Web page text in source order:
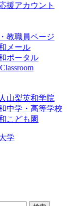
援アカウント
教職員ページ
メール
ポータル
山梨英和学院
中学・高等学校
こども園
学